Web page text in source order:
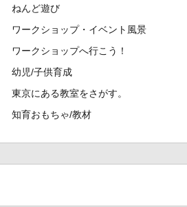
ねんど遊び
ワークショップ・イベント風景
ワークショップへ行こう！
幼児/子供育成
東京にある教室をさがす。
知育おもちゃ/教材